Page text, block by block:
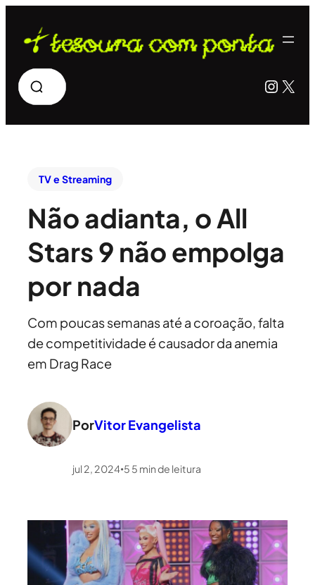
Pesquisar X
TV e Streaming
Não adianta, o All
Stars 9 não empolga
por nada
Com poucas semanas até a coroação, falta
de competitividade é causador da anemia
em Drag Race
PorVitor Evangelista
jul 2, 2024•5 5 min de leitura